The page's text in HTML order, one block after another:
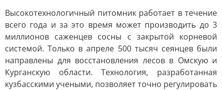
Высокотехнологичный питомник работает в течение
всего года и за это время может производить до 3
миллионов саженцев сосны с закрытой корневой
системой. Только в апреле 500 тысяч сеянцев были
направлены для восстановления лесов в Омскую и
Курганскую области. Технология, разработанная
кузбасскими учеными, позволяет точно регулировать